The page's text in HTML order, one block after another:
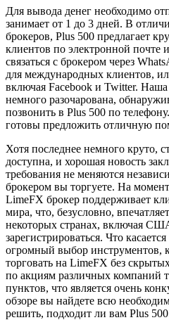
Для вывода денег необходимо
занимает от 1 до 3 дней. В
брокеров, Plus 500 предлагает
клиентов по электронной почте
связаться с брокером через
для международных клиентов,
включая Facebook и Twitter.
немного разочарована,
позвонить в Plus 500 по
готовы предложить отличную
Хотя последнее немного круто,
доступна, и хорошая новость
требования не меняются
брокером вы торгуете. На
LimeFX брокер поддерживает
мира, что, безусловно,
некоторых странах, включая
зарегистрироваться. Что
огромный выбор инструментов,
торговать на LimeFX без
по акциям различных компаний
пунктов, что является очень
обзоре вы найдете всю
решить, подходит ли вам Plus